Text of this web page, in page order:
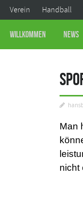
Verein Handball
Willkommen News
Man
nicht